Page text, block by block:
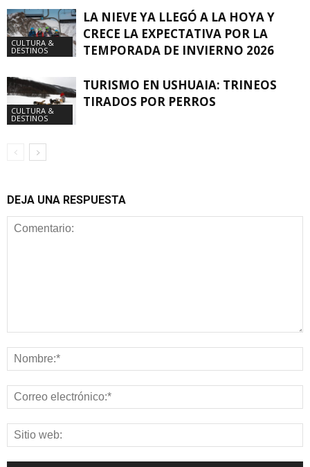
CULTURA &
DESTINOS
LA NIEVE YA LLEGÓ A LA HOYA Y
CRECE LA EXPECTATIVA POR LA
TEMPORADA DE INVIERNO 2026
CULTURA &
DESTINOS
TURISMO EN USHUAIA: TRINEOS
TIRADOS POR PERROS
DEJA UNA RESPUESTA